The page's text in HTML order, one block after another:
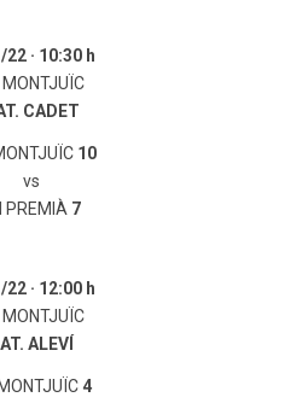
· 10:30 h
MONTJUÏC
CADET
10
vs
PREMIÀ 7
· 12:00 h
MONTJUÏC
ALEVÍ
4